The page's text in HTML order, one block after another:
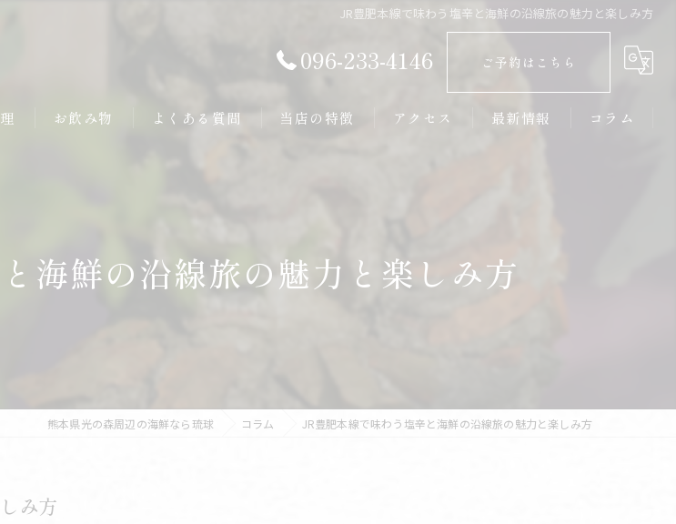
JR豊肥本線で味わう塩辛と海鮮の沿線旅の魅力と楽しみ方
096-233-4146 ご予約はこちら
お飲み物 よくある質問 当店の特徴
新鮮
アクセス 最新情報 コラム
海鮮の沿線旅の魅力と楽しみ方
熊本県光の森周辺の海鮮なら琉球 コラム JR豊肥本線で味わう塩辛と海鮮の沿線旅の魅力と楽しみ方
み方